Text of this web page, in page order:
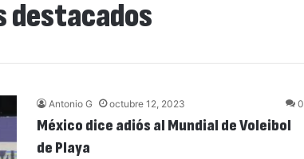
destacados
Antonio G octubre 12, 2023 0
México dice adiós al Mundial de Voleibol
de Playa